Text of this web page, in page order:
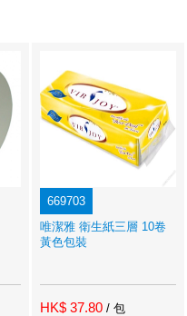
669703
唯潔雅 衛生紙三層 10卷
黃色包裝
HK$ 37.80 / 包